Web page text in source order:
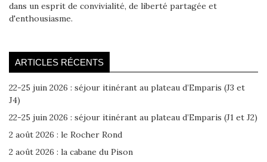
dans un esprit de convivialité, de liberté partagée et
d'enthousiasme.
ARTICLES RÉCENTS
22-25 juin 2026 : séjour itinérant au plateau d’Emparis (J3 et
J4)
22-25 juin 2026 : séjour itinérant au plateau d’Emparis (J1 et J2)
2 août 2026 : le Rocher Rond
2 août 2026 : la cabane du Pison